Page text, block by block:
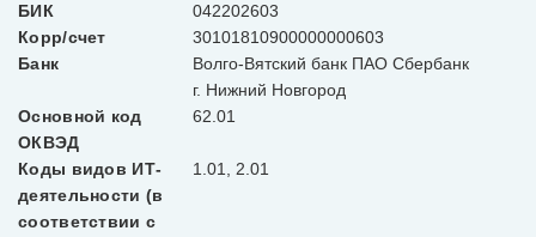
БИК
042202603
Корр/счет
30101810900000000603
Банк
Волго-Вятский банк ПАО Сбербанк
г. Нижний Новгород
Основной код
ОКВЭД
62.01
Коды видов ИТ-
деятельности (в
соответствии с
1.01, 2.01